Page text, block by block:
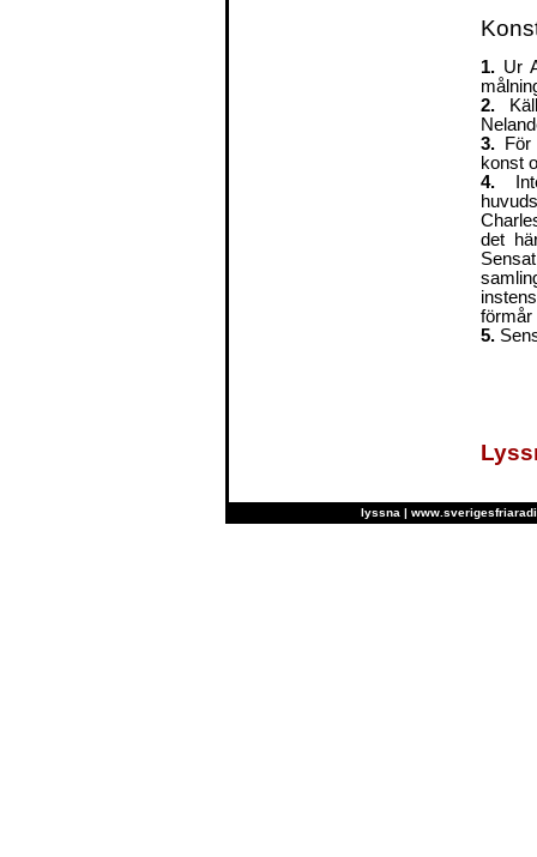
1. Ur
2.
3. För
konst
4.
det
förmår
5.
lyssna |